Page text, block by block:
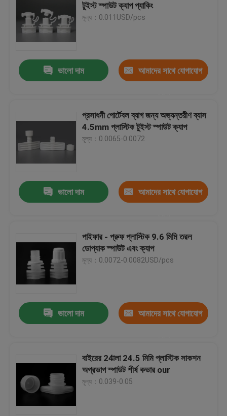
পণ্য
ভিডিও
টুইস্ট স্পাউট ক্যাপ প্যাকিং
মূল্য：0.011USD/pcs
ভালো দাম আমাদের সাথে যোগাযোগ
প্রসাধনী পোর্টেবল ব্যাগ জন্য অভ্যন্তরীণ ব্যাস
4.5mm প্লাস্টিক টুইস্ট স্পাউট ক্যাপ
মূল্য：0.0065-0.0072
ভালো দাম আমাদের সাথে যোগাযোগ
পাইফার - প্রুফ প্লাস্টিক 9.6 মিমি তরল
ডোপ্যাক স্পাউট এবং ক্যাপ
মূল্য：0.0072-0.0082USD/pcs
ভালো দাম আমাদের সাথে যোগাযোগ
বাইরের 24ালা 24.5 মিমি প্লাস্টিক সাকশন
অগ্রভাগ স্পাউট শীর্ষ কভার our
মূল্য：0.039-0.05